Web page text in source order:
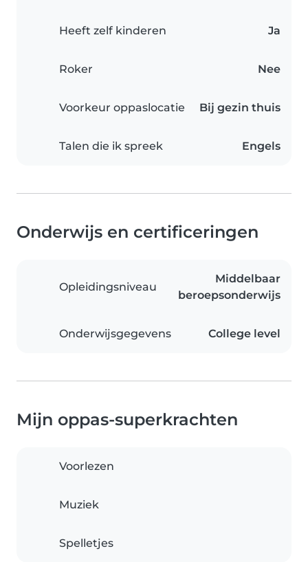
Heeft zelf kinderen Ja
Roker Nee
Voorkeur oppaslocatie Bij gezin thuis
Talen die ik spreek Engels
Onderwijs en certificeringen
Opleidingsniveau
Middelbaar
beroepsonderwijs
Onderwijsgegevens College level
Mijn oppas-superkrachten
Voorlezen
Muziek
Spelletjes